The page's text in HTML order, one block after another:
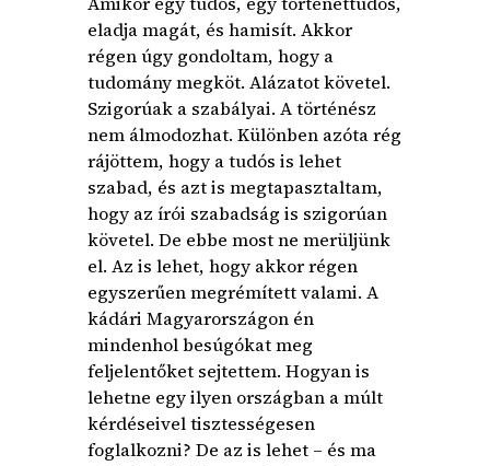
eladja magát, és hamisít. Akkor
régen úgy gondoltam, hogy a
tudomány megköt. Alázatot követel.
Szigorúak a szabályai. A történész
nem álmodozhat. Különben azóta rég
rájöttem, hogy a tudós is lehet
szabad, és azt is megtapasztaltam,
hogy az írói szabadság is szigorúan
követel. De ebbe most ne merüljünk
el. Az is lehet, hogy akkor régen
egyszerűen megrémített valami. A
kádári Magyarországon én
mindenhol besúgókat meg
feljelentőket sejtettem. Hogyan is
lehetne egy ilyen országban a múlt
kérdéseivel tisztességesen
foglalkozni? De az is lehet – és ma